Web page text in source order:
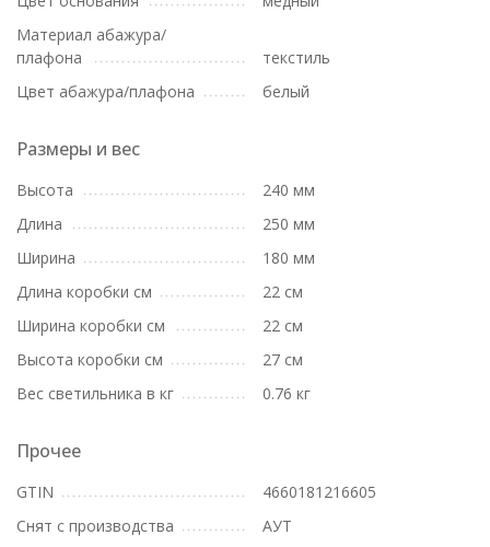
Материал абажура/
плафона
текстиль
Цвет абажура/плафона
белый
Размеры и вес
Высота
240 мм
Длина
250 мм
Ширина
180 мм
Длина коробки см
22 см
Ширина коробки см
22 см
Высота коробки см
27 см
Вес светильника в кг
0.76 кг
Прочее
GTIN
4660181216605
Снят с производства
АУТ